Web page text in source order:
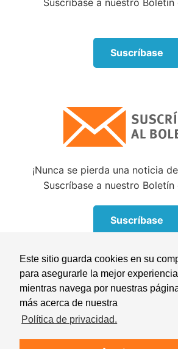
Este sitio guarda cookies en su
para asegurarle la mejor
mientras navega por nuestras
más acerca de nuestra
Política de privacidad.
Suscríbase
¡Nunca se pierda una noticia
Suscríbase a nuestro
Suscríbase